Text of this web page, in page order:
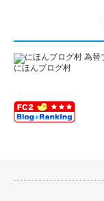
にほんブログ村